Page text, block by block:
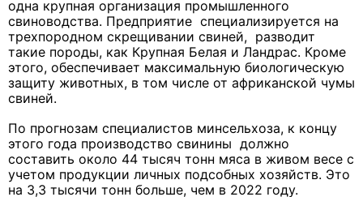
одна крупная организация промышленного
свиноводства. Предприятие специализируется на
трехпородном скрещивании свиней, разводит
такие породы, как Крупная Белая и Ландрас. Кроме
этого, обеспечивает максимальную биологическую
защиту животных, в том числе от африканской чумы
свиней.
По прогнозам специалистов минсельхоза, к концу
этого года производство свинины должно
составить около 44 тысяч тонн мяса в живом весе с
учетом продукции личных подсобных хозяйств. Это
на 3,3 тысячи тонн больше, чем в 2022 году.